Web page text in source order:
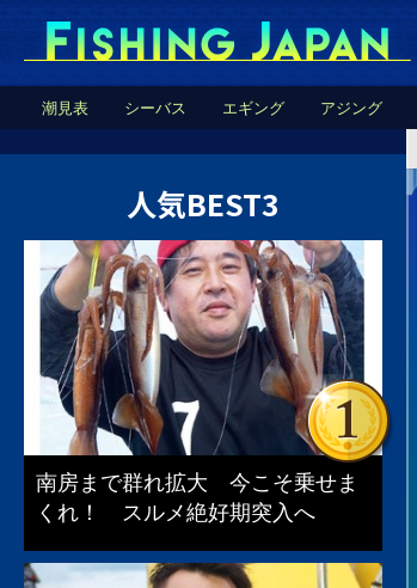
潮見表 シーバス エギング アジング
人気BEST3
南房まで群れ拡大 今こそ乗せま
くれ！ スルメ絶好期突入へ